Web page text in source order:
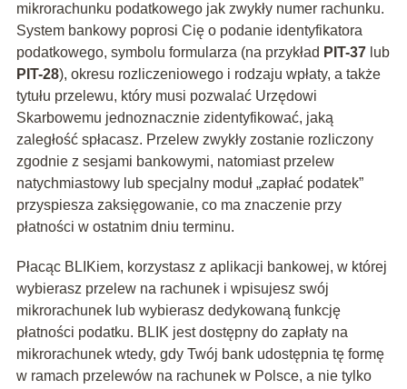
mikrorachunku podatkowego jak zwykły numer rachunku.
System bankowy poprosi Cię o podanie identyfikatora
podatkowego, symbolu formularza (na przykład PIT-37lub
PIT-28), okresu rozliczeniowego i rodzaju wpłaty, a także
tytułu przelewu, który musi pozwalać Urzędowi
Skarbowemu jednoznacznie zidentyfikować, jaką
zaległość spłacasz. Przelew zwykły zostanie rozliczony
zgodnie z sesjami bankowymi, natomiast przelew
natychmiastowy lub specjalny moduł „zapłać podatek”
przyspiesza zaksięgowanie, co ma znaczenie przy
płatności w ostatnim dniu terminu.
Płacąc BLIKiem, korzystasz z aplikacji bankowej, w której
wybierasz przelew na rachunek i wpisujesz swój
mikrorachunek lub wybierasz dedykowaną funkcję
płatności podatku. BLIK jest dostępny do zapłaty na
mikrorachunek wtedy, gdy Twój bank udostępnia tę formę
w ramach przelewów na rachunek w Polsce, a nie tylko